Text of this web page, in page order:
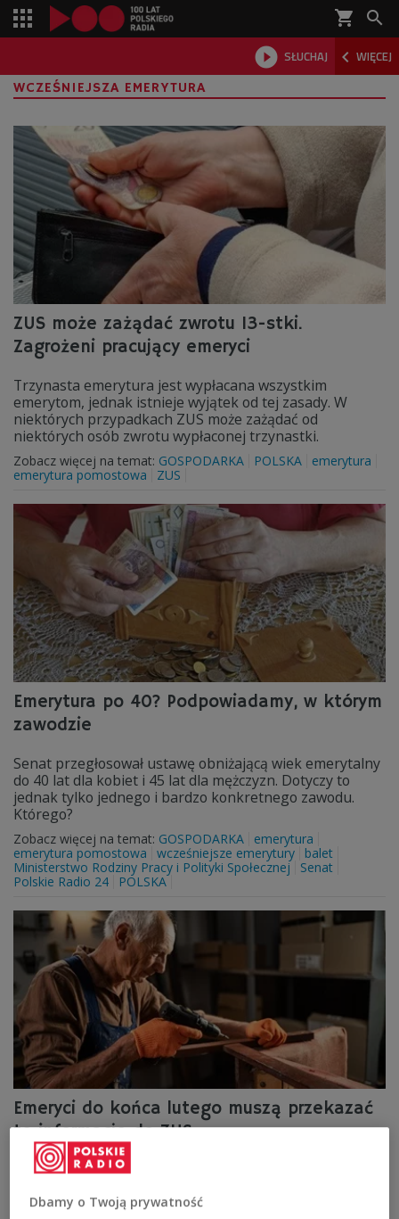
shopping_cart 
 SŁUCHAJ  WIĘCEJ

WCZEŚNIEJSZA EMERYTURA
ZUS może zażądać zwrotu 13-stki.
Zagrożeni pracujący emeryci
Trzynasta emerytura jest wypłacana wszystkim
emerytom, jednak istnieje wyjątek od tej zasady. W
niektórych przypadkach ZUS może zażądać od
niektórych osób zwrotu wypłaconej trzynastki.
Zobacz więcej na temat: GOSPODARKA POLSKA
emerytura
emerytura pomostowa
ZUS
Emerytura po 40? Podpowiadamy, w którym
zawodzie
Senat przegłosował ustawę obniżającą wiek emerytalny
do 40 lat dla kobiet i 45 lat dla mężczyzn. Dotyczy to
jednak tylko jednego i bardzo konkretnego zawodu.
Którego?
Zobacz więcej na temat: GOSPODARKA
emerytura
emerytura pomostowa
wcześniejsze emerytury
balet
Ministerstwo Rodziny Pracy i Polityki Społecznej
Senat
Polskie Radio 24
POLSKA
Emeryci do końca lutego muszą przekazać
te informacje do ZUS
Emeryci pobierający wcześniejszą emeryturę mają do
jeżeli poza świadczeniem jeszcze sobie dorabiają.
Dbamy o Twoją prywatność